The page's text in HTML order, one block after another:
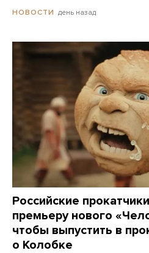
НОВОСТИ день назад
Российские
премьеру нового
чтобы выпустить в
о Колобке